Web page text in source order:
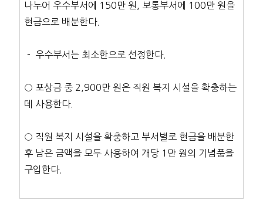
나누어 우수부서에 150만 원, 보통부서에 100만 원을
현금으로 배분한다.
－ 우수부서는 최소한으로 선정한다.
○ 포상금 중 2,900만 원은 직원 복지 시설을 확충하는
데 사용한다.
○ 직원 복지 시설을 확충하고 부서별로 현금을 배분한
후 남은 금액을 모두 사용하여 개당 1만 원의 기념품을
구입한다.